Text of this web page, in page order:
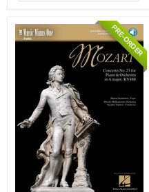
Piano
柴
協
奏
PRE-ORDER